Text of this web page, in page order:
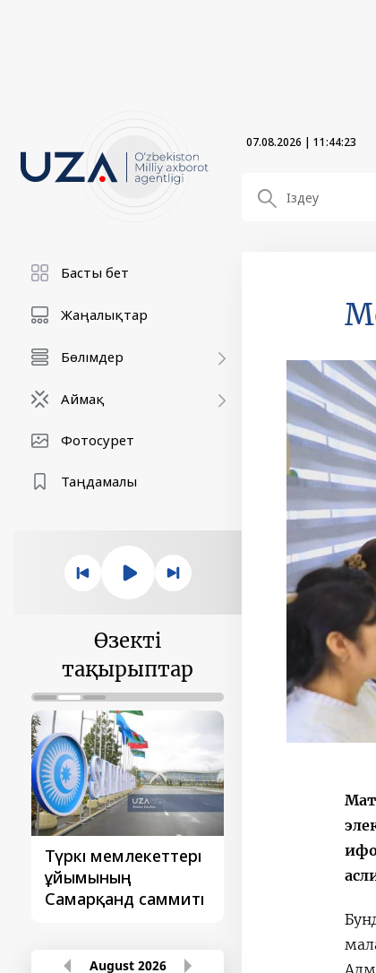
07.08.2026 | 11:44:24
Басты бет
Жаңалықтар
Бөлімдер
Аймақ
Фотосурет
Таңдамалы
Өзекті
тақырыптар
Түркі мемлекеттері
ұйымының
Самарқанд саммиті
‘Орталық
Қытай’ бірінші
August 2026